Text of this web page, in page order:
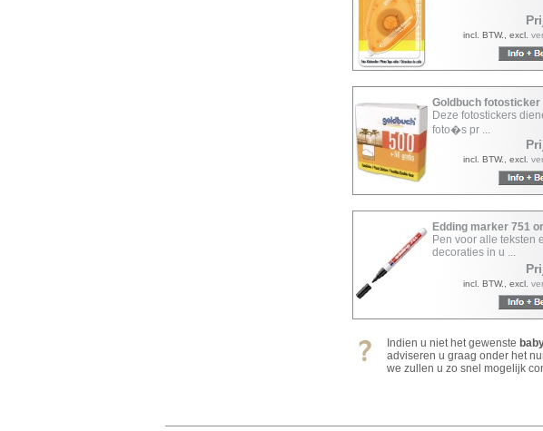
incl. BTW., excl.
Goldbuch fotosticker
Deze fotostickers
foto�s pr ...
incl. BTW., excl.
Edding marker 751
Pen voor alle teksten
decoraties in u ...
incl. BTW., excl.
Indien u niet het gewenste
adviseren u graag onder het
we zullen u zo snel mogelijk